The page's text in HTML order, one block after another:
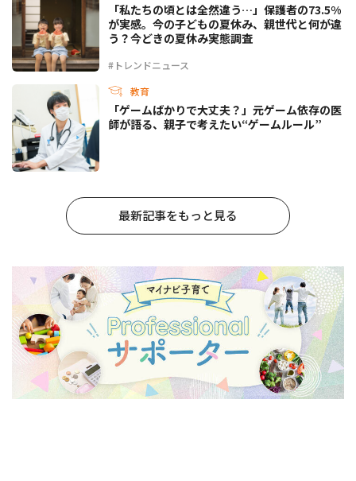
#トレンドニュース
「私たちの頃とは全然違う…」保護者の73.5%
が実感。今の子どもの夏休み、親世代と何が違
う？今どきの夏休み実態調査
教育
「ゲームばかりで大丈夫？」元ゲーム依存の医
師が語る、親子で考えたい“ゲームルール”
最新記事をもっと見る